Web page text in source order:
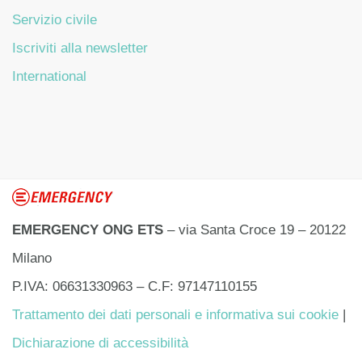
Servizio civile
Iscriviti alla newsletter
International
EMERGENCY ONG ETS – via Santa Croce 19 – 20122
Milano
P.IVA: 06631330963 – C.F: 97147110155
Trattamento dei dati personali e informativa sui cookie
Dichiarazione di accessibilità